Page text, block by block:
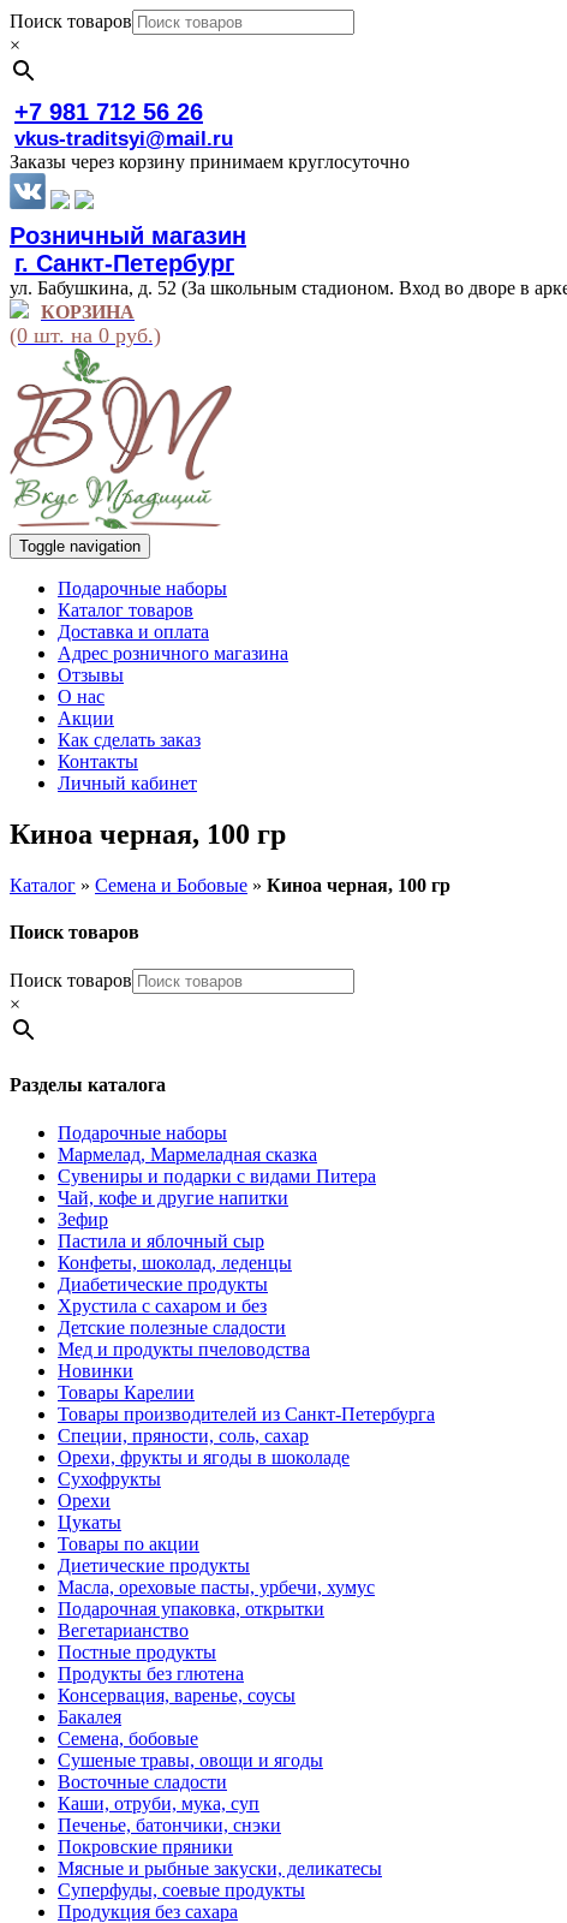
Поиск товаров
×
+7 981 712 56 26
vkus-traditsyi@mail.ru
Заказы через корзину принимаем круглосуточно
Розничный магазин
г. Санкт-Петербург
ул. Бабушкина, д. 52 (За школьным стадионом. Вход во дворе в
КОРЗИНА
(0 шт. на 0 руб.)
Toggle navigation
Подарочные наборы
Каталог товаров
Доставка и оплата
Адрес розничного магазина
Отзывы
О нас
Акции
Как сделать заказ
Контакты
Личный кабинет
Киноа черная, 100 гр
Каталог » Семена и Бобовые » Киноа черная, 100 гр
Поиск товаров
Поиск товаров
×
Разделы каталога
Подарочные наборы
Мармелад, Мармеладная сказка
Сувениры и подарки с видами Питера
Чай, кофе и другие напитки
Зефир
Пастила и яблочный сыр
Конфеты, шоколад, леденцы
Диабетические продукты
Хрустила с сахаром и без
Детские полезные сладости
Мед и продукты пчеловодства
Новинки
Товары Карелии
Товары производителей из Санкт-Петербурга
Специи, пряности, соль, сахар
Орехи, фрукты и ягоды в шоколаде
Сухофрукты
Орехи
Цукаты
Товары по акции
Диетические продукты
Масла, ореховые пасты, урбечи, хумус
Подарочная упаковка, открытки
Вегетарианство
Постные продукты
Продукты без глютена
Консервация, варенье, соусы
Бакалея
Семена, бобовые
Сушеные травы, овощи и ягоды
Восточные сладости
Каши, отруби, мука, суп
Печенье, батончики, снэки
Покровские пряники
Мясные и рыбные закуски, деликатесы
Суперфуды, соевые продукты
Продукция без сахара